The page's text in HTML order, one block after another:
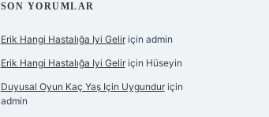
SON YORUMLAR
Erik Hangi Hastalığa Iyi Geliriçin admin
Erik Hangi Hastalığa Iyi Geliriçin Hüseyin
Duyusal Oyun Kaç Yaş Için Uygunduriçin
admin